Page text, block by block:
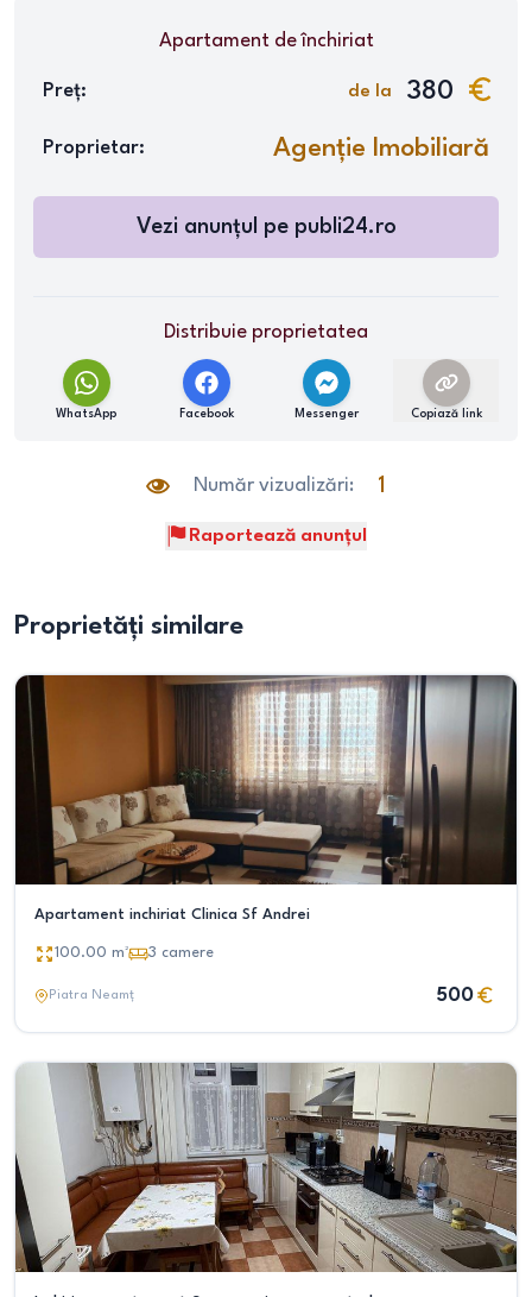
Apartamentde închiriat
Preț: de la 380
Proprietar: Agenție Imobiliară
Vezi anunțul pe publi24.ro
Distribuie proprietatea
WhatsApp Facebook Messenger Copiază link
Număr vizualizări: 1
Raportează anunțul
Proprietăți similare
Apartament inchiriat Clinica Sf Andrei
100.00 m² 3 camere
Piatra Neamț 500